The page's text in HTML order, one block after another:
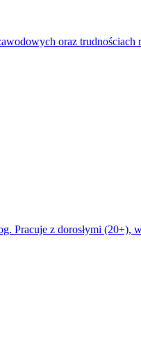
oraz
Pracuje z dorosłymi (20+),